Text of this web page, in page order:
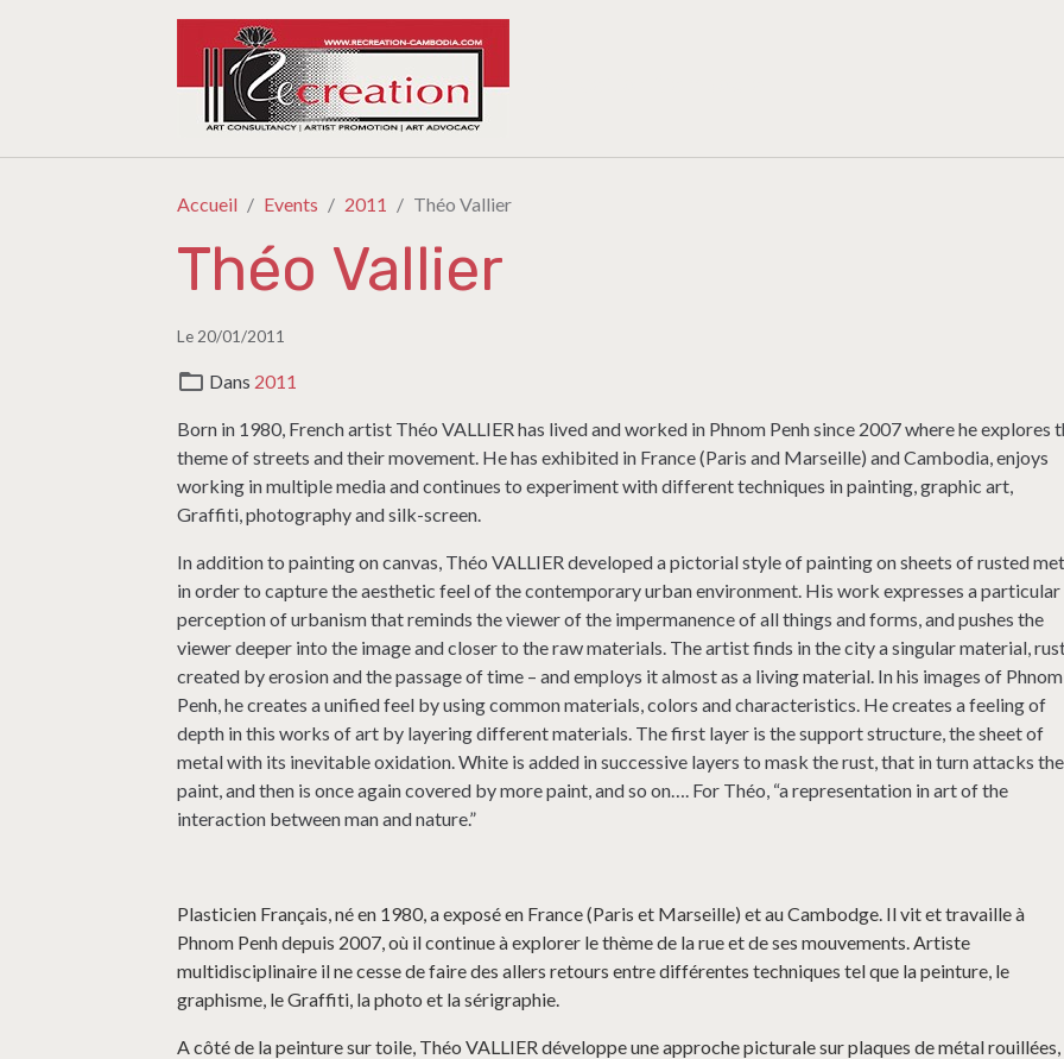
Accueil Events 2011 Théo Vallier
Théo Vallier
Le 20/01/2011
Dans 2011
Born in 1980, French artist Théo VALLIER has lived and worked in Phnom Penh since 2007 where he explores
theme of streets and their movement. He has exhibited in France (Paris and Marseille) and Cambodia, enjoys
working in multiple media and continues to experiment with different techniques in painting, graphic art,
Graffiti, photography and silk-screen.
In addition to painting on canvas, Théo VALLIER developed a pictorial style of painting on sheets of rusted
in order to capture the aesthetic feel of the contemporary urban environment. His work expresses a particular
perception of urbanism that reminds the viewer of the impermanence of all things and forms, and pushes the
viewer deeper into the image and closer to the raw materials. The artist finds in the city a singular material,
created by erosion and the passage of time – and employs it almost as a living material. In his images of Phnom
Penh, he creates a unified feel by using common materials, colors and characteristics. He creates a feeling of
depth in this works of art by layering different materials. The first layer is the support structure, the sheet of
metal with its inevitable oxidation. White is added in successive layers to mask the rust, that in turn attacks the
paint, and then is once again covered by more paint, and so on…. For Théo, “a representation in art of the
interaction between man and nature.”
Plasticien Français, né en 1980, a exposé en France (Paris et Marseille) et au Cambodge. Il vit et travaille à
Phnom Penh depuis 2007, où il continue à explorer le thème de la rue et de ses mouvements. Artiste
multidisciplinaire il ne cesse de faire des allers retours entre différentes techniques tel que la peinture, le
graphisme, le Graffiti, la photo et la sérigraphie.
A côté de la peinture sur toile, Théo VALLIER développe une approche picturale sur plaques de métal rouillées,